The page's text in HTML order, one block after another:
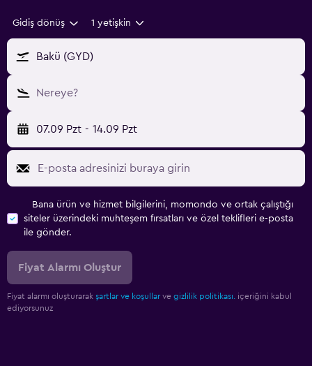
Gidiş dönüş 1 yetişkin
Bakü (GYD)
Nereye?
07.09 Pzt - 14.09 Pzt
Bana ürün ve hizmet bilgilerini, momondo ve ortak çalıştığı
siteler üzerindeki muhteşem fırsatları ve özel teklifleri e-posta
ile gönder.
Fiyat Alarmı Oluştur
Fiyat alarmı oluşturarak şartlar ve koşullar ve gizlilik politikası.
içeriğini kabul
ediyorsunuz